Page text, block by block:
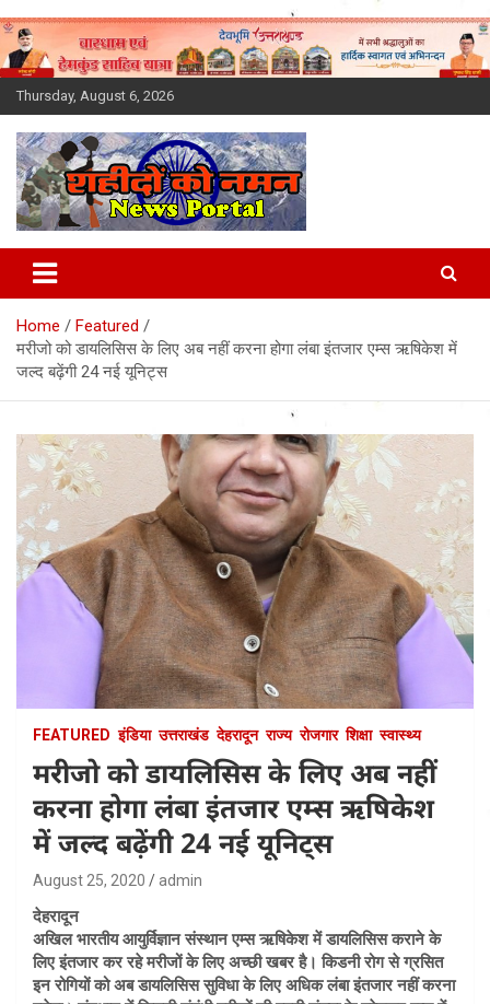
Skip
to
content
Thursday, August 6, 2026
Latest News Today, Breaking
News, Uttarakhand News in
Hindi
Home
Featured
मरीजो को डायलिसिस के लिए अब नहीं करना होगा लंबा इंतजार एम्स ऋषिकेश में
जल्द बढ़ेंगी 24 नई यूनिट्स
FEATURED इंडिया उत्तराखंड देहरादून राज्य रोजगार शिक्षा स्वास्थ्य
मरीजो को डायलिसिस के लिए अब नहीं
करना होगा लंबा इंतजार एम्स ऋषिकेश
में जल्द बढ़ेंगी 24 नई यूनिट्स
August 25, 2020 admin
देहरादून
अखिल भारतीय आयुर्विज्ञान संस्थान एम्स ऋषिकेश में डायलिसिस कराने के
लिए इंतजार कर रहे मरीजों के लिए अच्छी खबर है। किडनी रोग से ग्रसित
इन रोगियों को अब डायलिसिस सुविधा के लिए अधिक लंबा इंतजार नहीं करना